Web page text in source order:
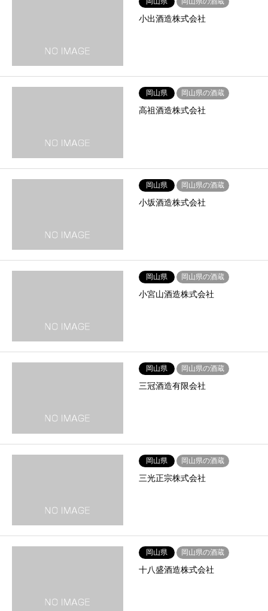
小出酒造株式会社
岡山県 岡山県の酒蔵
高祖酒造株式会社
岡山県 岡山県の酒蔵
小坂酒造株式会社
岡山県 岡山県の酒蔵
小宮山酒造株式会社
岡山県 岡山県の酒蔵
三冠酒造有限会社
岡山県 岡山県の酒蔵
三光正宗株式会社
岡山県 岡山県の酒蔵
十八盛酒造株式会社